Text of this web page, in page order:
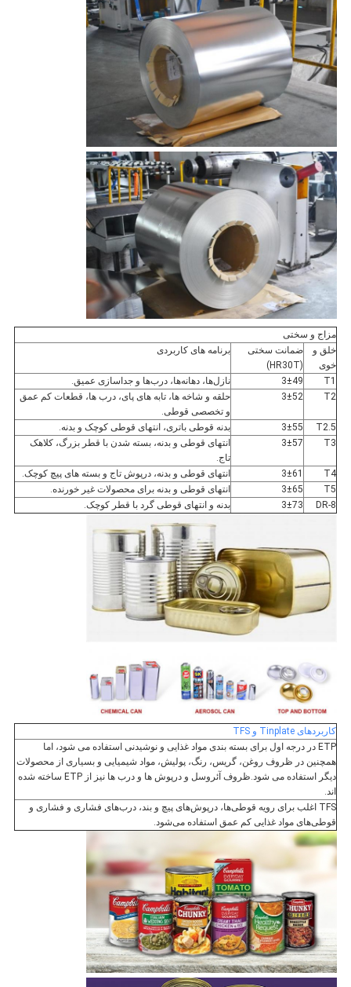
مزاج و سختی
خلق و
خوی
ضمانت سختی
(HR30T)
برنامه های کاربردی
T1
3±49
نازل‌ها، دهانه‌ها، درب‌ها و جداسازی عمیق.
T2
3±52
حلقه و شاخه ها، تابه های پای، درب ها، قطعات کم عمق
و تخصصی قوطی.
T2.5
3±55
بدنه قوطی باتری، انتهای قوطی کوچک و بدنه.
T3
3±57
انتهای قوطی و بدنه، بسته شدن با قطر بزرگ، کلاهک
تاج.
T4
3±61
انتهای قوطی و بدنه، درپوش تاج و بسته های پیچ کوچک.
T5
3±65
انتهای قوطی و بدنه برای محصولات غیر خورنده.
DR-8
3±73 بدنه و انتهای قوطی گرد با قطر کوچک.
کاربردهای Tinplate و TFS
ETP در درجه اول برای بسته بندی مواد غذایی و نوشیدنی استفاده می شود، اما
همچنین در ظروف روغن، گریس، رنگ، پولیش، مواد شیمیایی و بسیاری از محصولات
دیگر استفاده می شود.ظروف آئروسل و درپوش ها و درب ها نیز از ETP ساخته شده
اند.
TFS اغلب برای رویه قوطی‌ها، درپوش‌های پیچ و بند، درب‌های فشاری و فشاری و
قوطی‌های مواد غذایی کم عمق استفاده می‌شود.